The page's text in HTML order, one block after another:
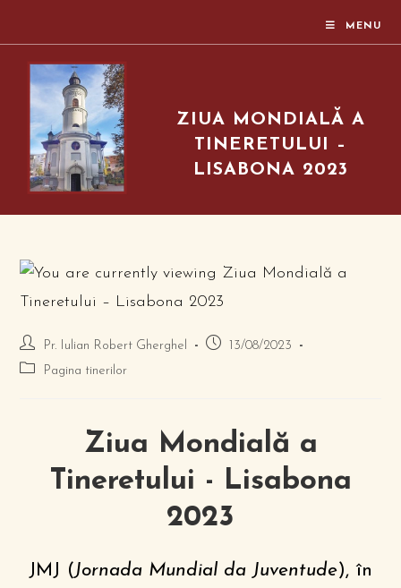
MENU
ZIUA MONDIALĂ A
TINERETULUI –
LISABONA 2023
Pr. Iulian Robert Gherghel
13/08/2023
Pagina tinerilor
Ziua Mondială a
Tineretului - Lisabona
2023
JMJ (Jornada Mundial da Juventude), în